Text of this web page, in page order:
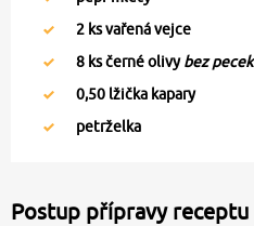
2 ks vařená vejce
8 ks černé olivybez pecek
0,50 lžička kapary
petrželka
Postup přípravy receptu